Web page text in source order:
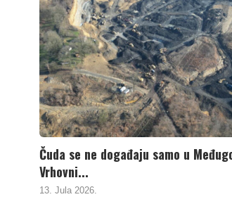
Čuda se ne događaju samo u
Vrhovni...
13. Jula 2026.